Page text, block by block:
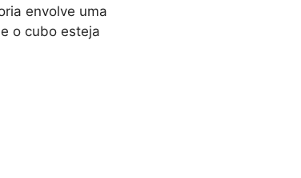
envolve uma
o cubo esteja